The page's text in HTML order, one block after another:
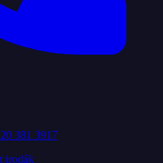
381 3917
irodák